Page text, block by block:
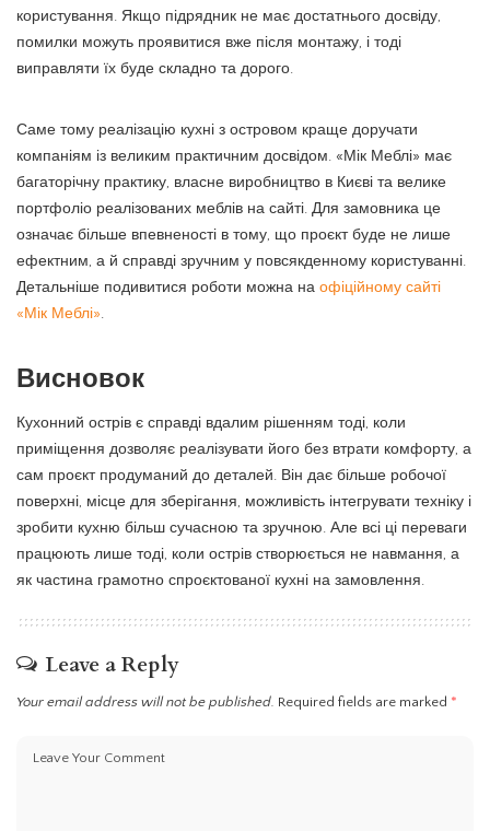
користування. Якщо підрядник не має достатнього досвіду,
помилки можуть проявитися вже після монтажу, і тоді
виправляти їх буде складно та дорого.
Саме тому реалізацію кухні з островом краще доручати
компаніям із великим практичним досвідом. «Мік Меблі» має
багаторічну практику, власне виробництво в Києві та велике
портфоліо реалізованих меблів на сайті. Для замовника це
означає більше впевненості в тому, що проєкт буде не лише
ефектним, а й справді зручним у повсякденному користуванні.
Детальніше подивитися роботи можна на офіційному сайті
«Мік Меблі».
Висновок
Кухонний острів є справді вдалим рішенням тоді, коли
приміщення дозволяє реалізувати його без втрати комфорту, а
сам проєкт продуманий до деталей. Він дає більше робочої
поверхні, місце для зберігання, можливість інтегрувати техніку і
зробити кухню більш сучасною та зручною. Але всі ці переваги
працюють лише тоді, коли острів створюється не навмання, а
як частина грамотно спроєктованої кухні на замовлення.
Leave a Reply
Your email address will not be published. Required fields are marked *